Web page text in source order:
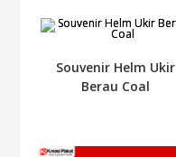
Souvenir Helm Ukir
Berau Coal